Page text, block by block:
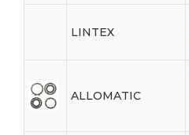
LINTEX
ALLOMATIC